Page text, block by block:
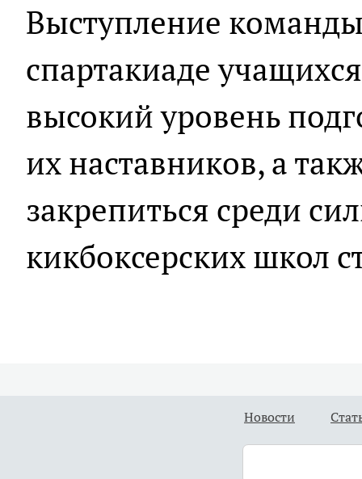
Выступление
спартакиаде
высокий уровень
их наставников, а
закрепиться среди
кикбоксерских школ
Новости